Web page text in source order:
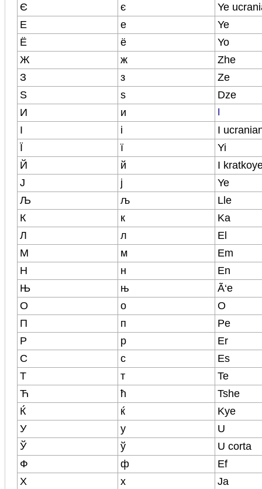
Є
є
Ye
Е
е
Ye
Ё
ё
Yo
Ж
ж
Zhe
З
з
Ze
Ѕ
ѕ
Dze
И
и
І і
I
Ї
ї
Yi
Й
й
I
Ј
ј
Ye
Љ
љ
Lle
К
к
Ka
Л
л
El
М
м
Em
Н
н
En
Њ
њ
Ã‘e
О
о
O
П
п
Pe
Р
р
Er
С
с
Es
Т
т
Te
Ћ
ћ
Tshe
Ќ
ќ
Kye
У
у
U
Ў
ў
U corta
Ф
ф
Ef
Х
х
Ja